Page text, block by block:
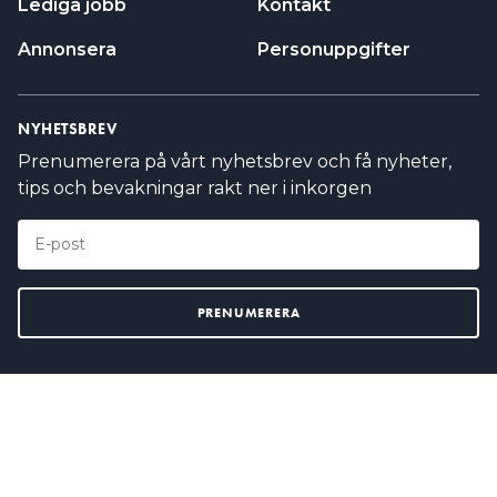
JÄTTEAFFÄR: KÖPER BOLAG SOM OMSÄTTER 728
JÄTTEVARSEL – 184 SKA BORT FRÅN SOLCELLSFÖRETAG
Sesol AB, som förvärvades så sent som i somras,
försätts i företagsrekonstruktion. Dotterbolaget har
redan gått igenom ett stålbad med neddragningar
och uppsägningar, men det räcker inte. Nu tror
Lediga jobb
Annonsera
Kontakt
Personuppgifter
NYHETSBREV
Prenumerera på vårt nyhetsbrev och få nyheter,
tips och bevakningar rakt ner i inkorgen